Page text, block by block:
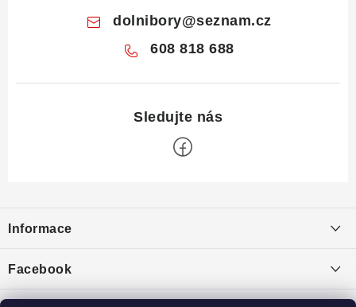
dolnibory@seznam.cz
608 818 688
p
a
Informace
Puncovní značky
Facebook